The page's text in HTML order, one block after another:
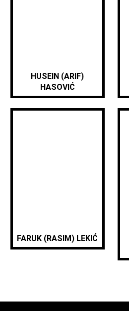
HUSEIN (ARIF)
HASOVIĆ
FARUK (RASIM) LEKIĆ